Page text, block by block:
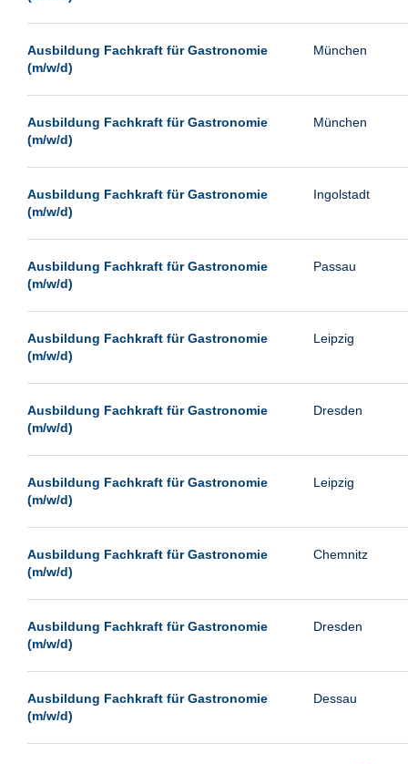
Siegburg
Siegen
Viernheim
Wetzlar
Wust/Brandenburg
Ausbildung Fachkraft für Gastronomie
(m/w/d)
München
Ausbildung Fachkraft für Gastronomie
(m/w/d)
München
Ausbildung Fachkraft für Gastronomie
(m/w/d)
Ingolstadt
Ausbildung Fachkraft für Gastronomie
(m/w/d)
Passau
Ausbildung Fachkraft für Gastronomie
(m/w/d)
Leipzig
Ausbildung Fachkraft für Gastronomie
(m/w/d)
Dresden
Ausbildung Fachkraft für Gastronomie
(m/w/d)
Leipzig
Ausbildung Fachkraft für Gastronomie
(m/w/d)
Chemnitz
Ausbildung Fachkraft für Gastronomie
(m/w/d)
Dresden
Ausbildung Fachkraft für Gastronomie
(m/w/d)
Dessau